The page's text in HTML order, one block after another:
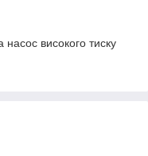
високого тиску